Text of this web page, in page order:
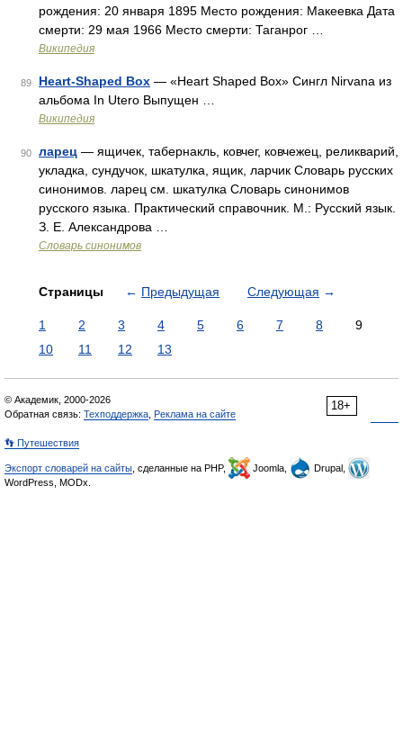
рождения: 20 января 1895 Место рождения: Макеевка Дата
смерти: 29 мая 1966 Место смерти: Таганрог …
Википедия
89 Heart-Shaped Box — «Heart Shaped Box» Сингл Nirvana из
альбома In Utero Выпущен …
Википедия
90 ларец — ящичек, табернакль, ковчег, ковчежец, реликварий,
укладка, сундучок, шкатулка, ящик, ларчик Словарь русских
синонимов. ларец см. шкатулка Словарь синонимов
русского языка. Практический справочник. М.: Русский язык.
З. Е. Александрова …
Словарь синонимов
Страницы ← Предыдущая Следующая →
1 2 3 4 5 6 7 8
9
10
11 12 13
18+
© Академик, 2000-2026
Обратная связь: Техподдержка Реклама на сайте
👣 Путешествия
Экспорт словарей на сайты , сделанные на PHP, Joomla,
Drupal,
WordPress, MODx.